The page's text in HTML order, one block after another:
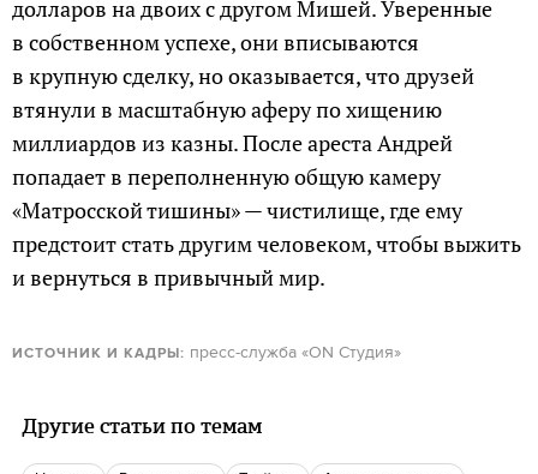
долларов на двоих с другом Мишей. Уверенные
в собственном успехе, они вписываются
в крупную сделку, но оказывается, что друзей
втянули в масштабную аферу по хищению
миллиардов из казны. После ареста Андрей
попадает в переполненную общую камеру
«Матросской тишины» — чистилище, где ему
предстоит стать другим человеком, чтобы выжить
и вернуться в привычный мир.
ИСТОЧНИК И КАДРЫ: пресс-служба «ON Студия»
Другие статьи по темам